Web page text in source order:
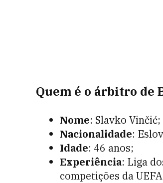
Quem é o árbitro de
Nome: Slavko Vinčić;
Nacionalidade:
Idade: 46 anos;
Experiência: Liga
competições da